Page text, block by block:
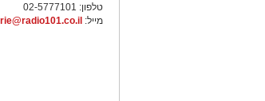
טלפון: 02-5777101
מייל: